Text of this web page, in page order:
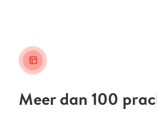
layout_alt
Meer dan 100